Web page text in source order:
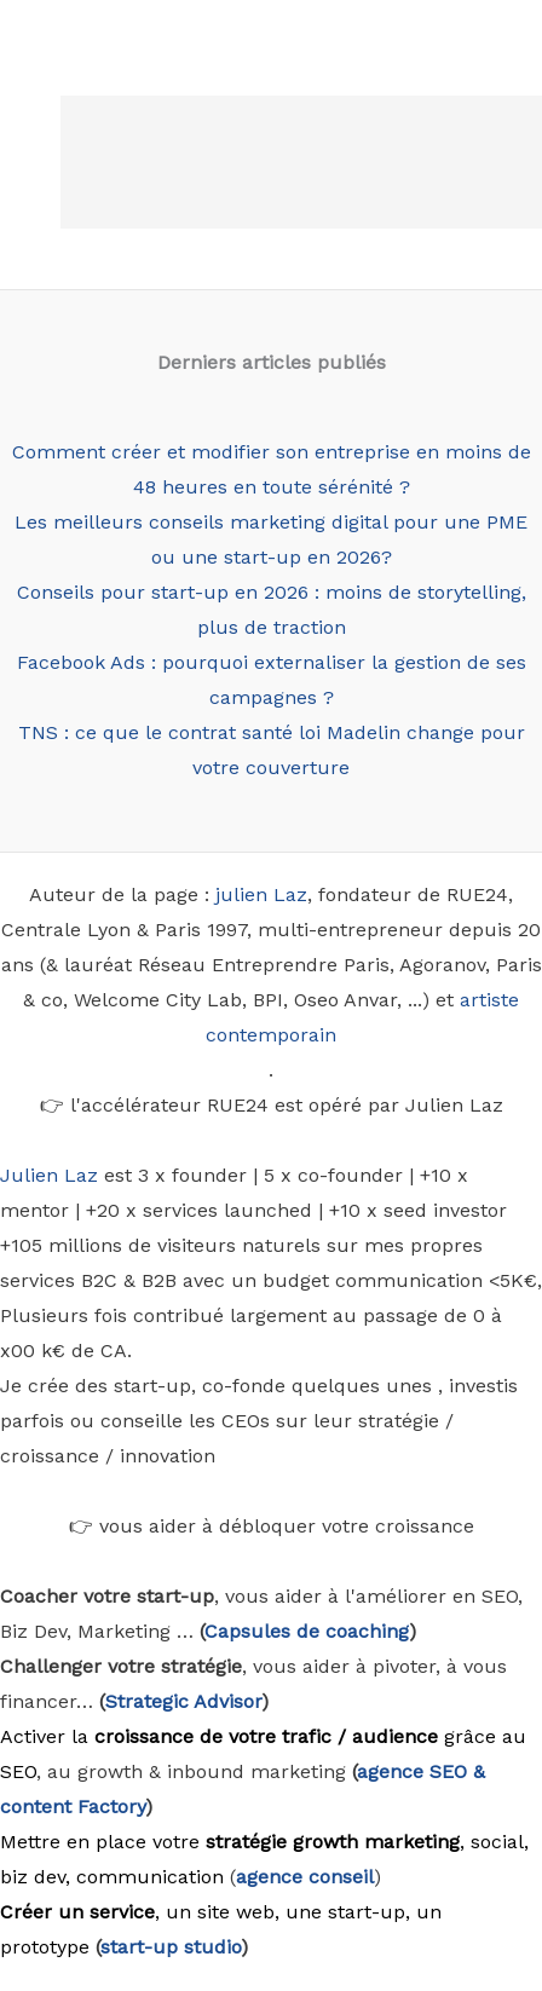
Derniers articles publiés
Comment créer et modifier son entreprise en moins de
48 heures en toute sérénité ?
Les meilleurs conseils marketing digital pour une PME
ou une start-up en 2026?
Conseils pour start-up en 2026 : moins de storytelling,
plus de traction
Facebook Ads : pourquoi externaliser la gestion de ses
campagnes ?
TNS : ce que le contrat santé loi Madelin change pour
votre couverture
Auteur de la page : julien Laz, fondateur de RUE24,
Centrale Lyon & Paris 1997, multi-entrepreneur depuis 20
ans (& lauréat Réseau Entreprendre Paris, Agoranov, Paris
& co, Welcome City Lab, BPI, Oseo Anvar, ...) et artiste
contemporain
.
👉 l'accélérateur RUE24 est opéré par Julien Laz
Julien Laz est 3 x founder | 5 x co-founder | +10 x
mentor | +20 x services launched | +10 x seed investor
+105 millions de visiteurs naturels sur mes propres
services B2C & B2B avec un budget communication <5K€,
Plusieurs fois contribué largement au passage de 0 à
x00 k€ de CA.
Je crée des start-up, co-fonde quelques unes , investis
parfois ou conseille les CEOs sur leur stratégie /
croissance / innovation
👉 vous aider à débloquer votre croissance
Coacher votre start-up, vous aider à l'améliorer en SEO,
Biz Dev, Marketing … (Capsules de coaching)
Challenger votre stratégie, vous aider à pivoter, à vous
financer… (Strategic Advisor)
Activer la croissance de votre trafic / audience grâce au
SEO, au growth & inbound marketing (agence SEO &
content Factory)
Mettre en place votre stratégie growth marketing, social,
biz dev, communication (agence conseil)
Créer un service, un site web, une start-up, un
prototype (start-up studio)